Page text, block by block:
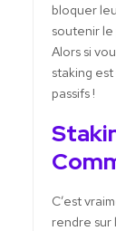
bloquer
soutenir
Alors si
staking
passifs !
C’est
rendre sur